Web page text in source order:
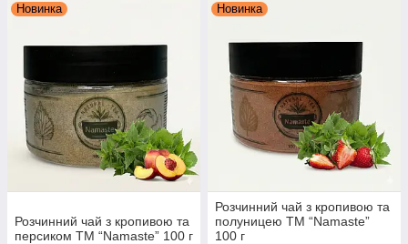
Новинка
Розчинний чай з кропивою та
персиком ТМ “Namaste” 100 г
Новинка
Розчинний чай з кропивою та
полуницею ТМ “Namaste”
100 г